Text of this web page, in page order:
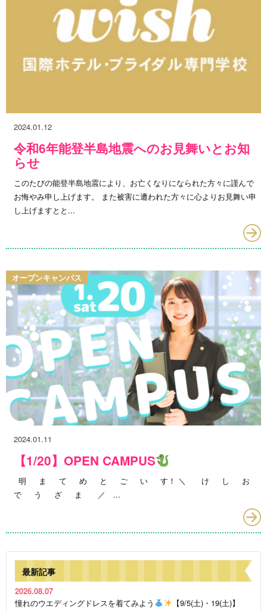
2024.01.12
令和6年能登半島地震へのお見舞いとお知
らせ
このたびの能登半島地震により、お亡くなりになられた方々に謹んで
お悔やみ申し上げます。 また被害に遭われた方々に心よりお見舞い申
し上げますとと...
オープンキャンパス
2024.01.11
【1/20】OPEN CAMPUS
明 ま て め と ご い す！ ＼ け し お
で う ざ ま ／ ...
最新記事
2026.08.07
憧れのウエディングドレスを着てみよう
【9/5(土)・19(土)】